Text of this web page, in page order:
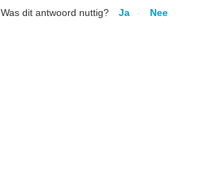
Was dit antwoord nuttig? Ja Nee